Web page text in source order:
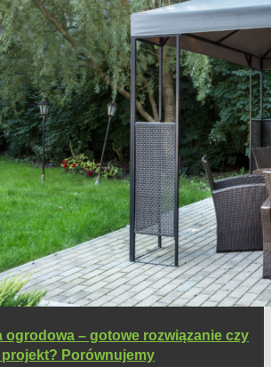
ogrodowa – gotowe rozwiązanie czy
projekt? Porównujemy